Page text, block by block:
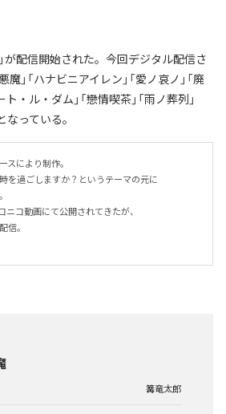
が配信開始された。今回デジタル配信さ
」「ハナビニアイレン」「愛ノ哀ノ」「廃
ト・ル・ダム」「戀情喫茶」「雨ノ葬列」
なっている。
スにより制作。
を過ごしますか？というテーマの元に
ニコ動画にて公開されてきたが、
信。
篝竜太郎